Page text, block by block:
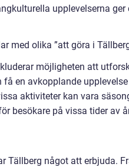
upplevelserna
med olika ”att göra i
möjligheten att
en avkopplande
aktiviteter kan vara
besökare på vissa tider av
Tällberg något att erbjuda.